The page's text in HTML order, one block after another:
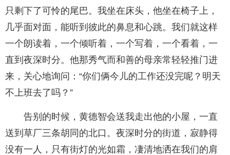
只剩下了可怜的尾巴。我坐在床头，他坐在椅子上，
几乎面对面，能听到彼此的鼻息和心跳。我们就这样
一个朗读着，一个倾听着，一个写着，一个看着，一
直到夜深时分。他那秀气而和善的母亲常轻轻推门进
来，关心地询问：“你们俩今儿的工作还没完呢？明天
不上班去了吗？”
告别的时候，黄德智会送我走出他的小屋，一直
送到草厂三条胡同的北口。夜深时分的街道，寂静得
没有一人，只有街灯的光如霜，凄清地洒在我们的肩